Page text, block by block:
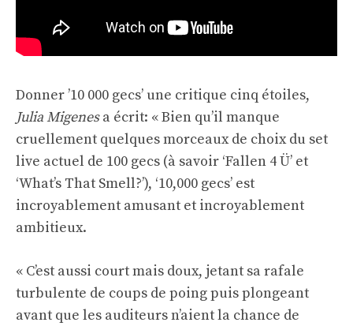
Donner ’10 000 gecs’ une critique cinq étoiles,
Julia Migenesa écrit: « Bien qu’il manque
cruellement quelques morceaux de choix du set
live actuel de 100 gecs (à savoir ‘Fallen 4 Ü’ et
‘What’s That Smell?’), ‘10,000 gecs’ est
incroyablement amusant et incroyablement
ambitieux.
« C’est aussi court mais doux, jetant sa rafale
turbulente de coups de poing puis plongeant
avant que les auditeurs n’aient la chance de